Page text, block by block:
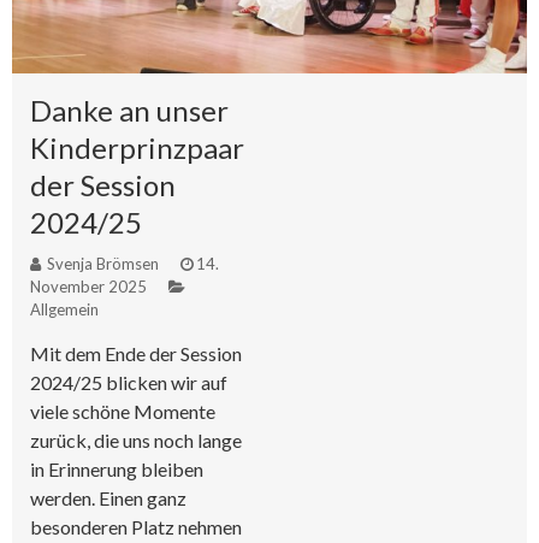
Danke an unser
Kinderprinzpaar
der Session
2024/25
Svenja Brömsen
14.
November 2025
Allgemein
Mit dem Ende der Session
2024/25 blicken wir auf
viele schöne Momente
zurück, die uns noch lange
in Erinnerung bleiben
werden. Einen ganz
besonderen Platz nehmen